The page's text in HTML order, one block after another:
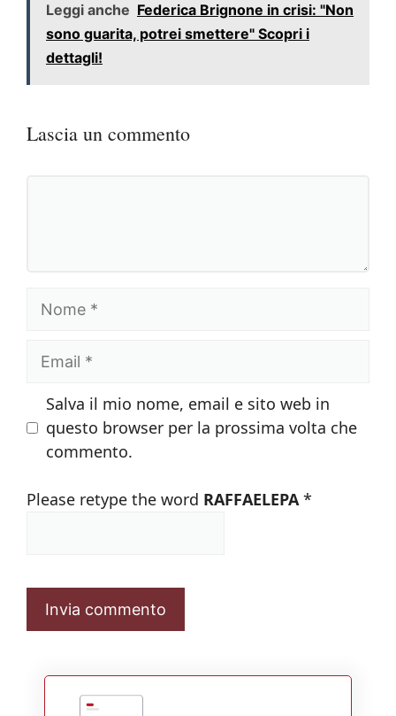
Leggi anche Federica Brignone in crisi: "Non
sono guarita, potrei smettere" Scopri i
dettagli!
Lascia un commento
Salva il mio nome, email e sito web in
questo browser per la prossima volta che
commento.
Please retype the word RAFFAELEPA *